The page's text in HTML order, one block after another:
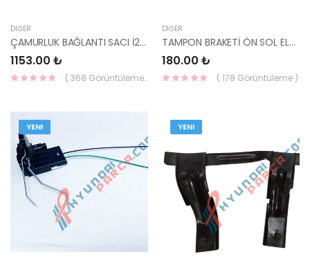
DIĞER
ÇAMURLUK BAĞLANTI SACI İ20 64587-C8000-HMC
1153.00 ₺
( 368 Görüntüleme )
DIĞER
TAMPON BRAKETİ ÖN SOL ELANTRA 2020- 86551-AA000-YS
180.00 ₺
( 178 Görüntüleme )
YENI YENI